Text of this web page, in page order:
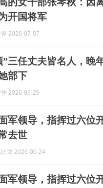
开国将军
界 2026-07-07
三任丈夫皆名人，晚
部下
2026-06-29
军领导，指挥过六位
去世
龙 2026-06-24
军领导，指挥过六位